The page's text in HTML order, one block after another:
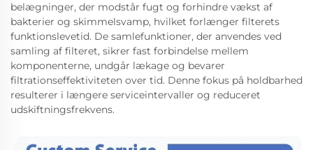
belægninger, der modstår fugt og forhindre vækst af
bakterier og skimmelsvamp, hvilket forlænger filterets
funktionslevetid. De samlefunktioner, der anvendes ved
samling af filteret, sikrer fast forbindelse mellem
komponenterne, undgår lækage og bevarer
filtrationseffektiviteten over tid. Denne fokus på holdbarhed
resulterer i længere serviceintervaller og reduceret
udskiftningsfrekvens.